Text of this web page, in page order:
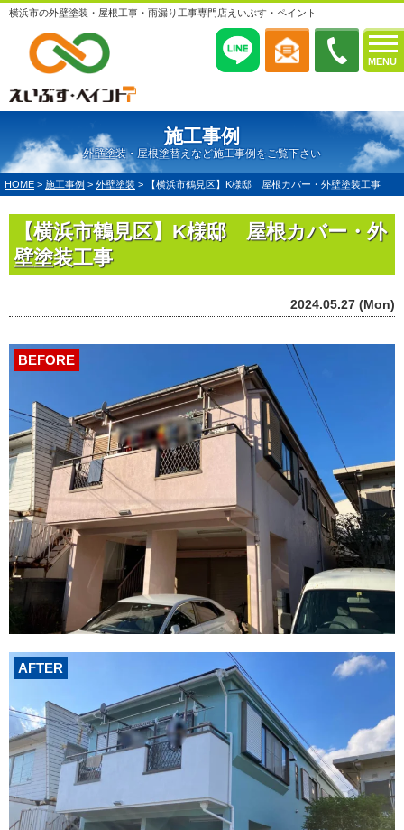
MENU
横浜市の外壁塗装・屋根工事・雨漏り工事専門店えいぶす・ペイント
施工事例
外壁塗装・屋根塗替えなど施工事例をご覧下さい
HOME > 施工事例 > 外壁塗装 > 【横浜市鶴見区】K様邸 屋根カバー・外壁塗装工事
【横浜市鶴見区】K様邸 屋根カバー・外
壁塗装工事
2024.05.27 (Mon)
AFTER
BEFORE